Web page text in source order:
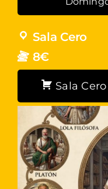
Sala Cero
8€
Sala Cero